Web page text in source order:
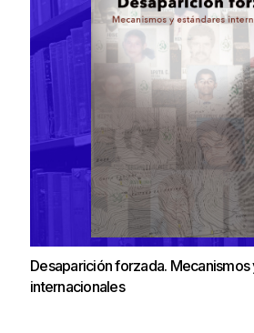
Desaparición forzada. Mecanismos
internacionales